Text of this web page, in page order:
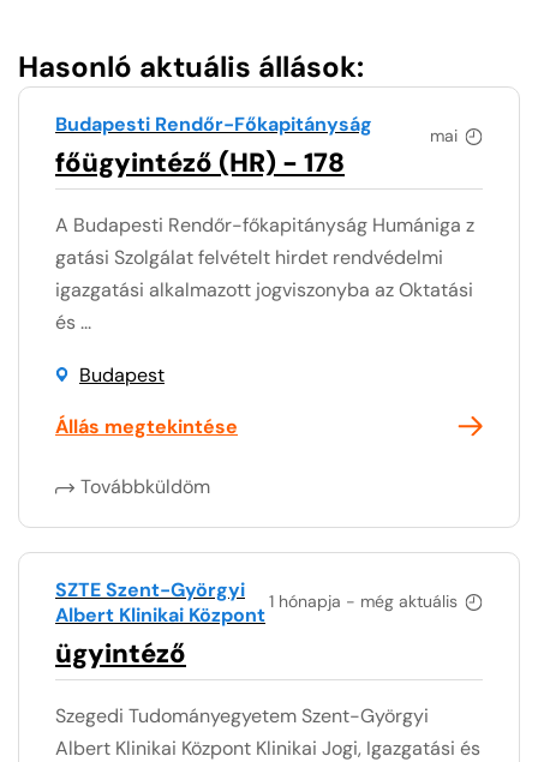
Hasonló aktuális állások:
mai
Budapesti Rendőr-Főkapitányság
főügyintéző (HR) - 178
A Budapesti Rendőr-főkapitányság Humániga z
gatási Szolgálat felvételt hirdet rendvédelmi
igazgatási alkalmazott jogviszonyba az Oktatási
és ...
Budapest
Állás megtekintése
Továbbküldöm
1 hónapja - még aktuális
SZTE Szent-Györgyi
Albert Klinikai Központ
ügyintéző
Szegedi Tudományegyetem Szent-Györgyi
Albert Klinikai Központ Klinikai Jogi, Igazgatási és